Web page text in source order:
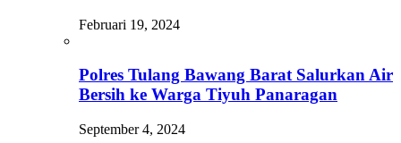
Februari 19, 2024
Polres Tulang Bawang Barat Salurkan Air
Bersih ke Warga Tiyuh Panaragan
September 4, 2024